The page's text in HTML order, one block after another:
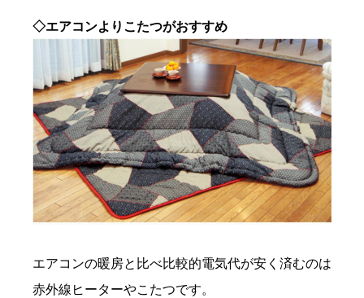
◇エアコンよりこたつがおすすめ
エアコンの暖房と比べ比較的電気代が安く済むのは
赤外線ヒーターやこたつです。